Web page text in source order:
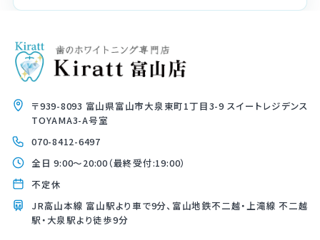
〒939-8093 富山県富山市大泉東町1丁目3-9 スイートレジデンス
TOYAMA3-A号室
070-8412-6497
全日 9:00〜20:00（最終受付:19:00）
不定休
JR高山本線 富山駅より車で9分、富山地鉄不二越・上滝線 不二越
駅・大泉駅より徒歩9分